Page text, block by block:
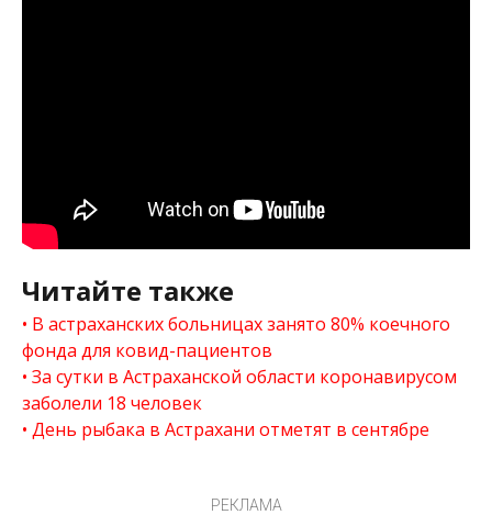
Читайте также
В астраханских больницах занято 80% коечного
фонда для ковид-пациентов
За сутки в Астраханской области коронавирусом
заболели 18 человек
День рыбака в Астрахани отметят в сентябре
РЕКЛАМА